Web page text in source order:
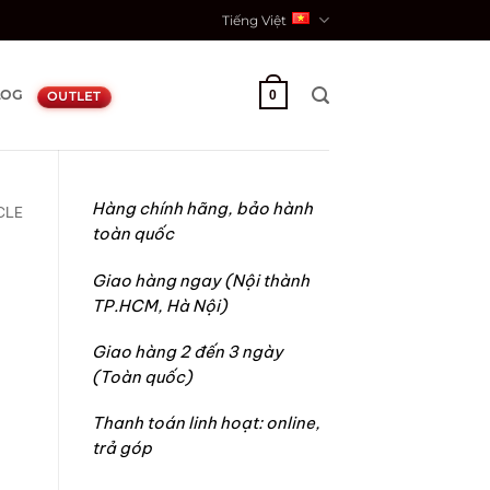
Tiếng Việt
OUTLET 0
Hàng chính hãng, bảo hành
toàn quốc
Giao hàng ngay (Nội thành
TP.HCM, Hà Nội)
Giao hàng 2 đến 3 ngày
(Toàn quốc)
Thanh toán linh hoạt: online,
trả góp